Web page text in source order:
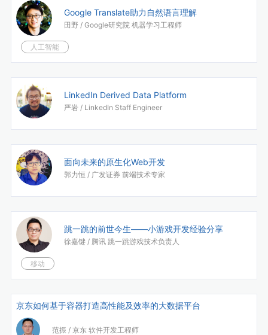
Google Translate助力自然语言理解
田野 / Google研究院 机器学习工程师
人工智能
LinkedIn Derived Data Platform
严岩 / LinkedIn Staff Engineer
面向未来的原生化Web开发
郭力恒 / 广发证券 前端技术专家
跳一跳的前世今生——小游戏开发经验分享
徐嘉键 / 腾讯 跳一跳游戏技术负责人
移动
京东如何基于容器打造高性能及效率的大数据平台
范振 / 京东 软件开发工程师